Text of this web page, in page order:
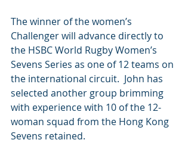
The winner of the women’s
Challenger will advance directly to
the HSBC World Rugby Women’s
Sevens Series as one of 12 teams on
the international circuit.  John has
selected another group brimming
with experience with 10 of the 12-
woman squad from the Hong Kong
Sevens retained.